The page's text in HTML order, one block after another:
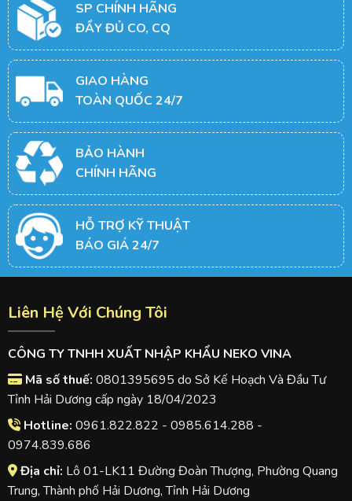
SP CHÍNH HÃNG
ĐẦY ĐỦ CO, CQ
GIAO HÀNG
TOÀN QUỐC 24/7
BẢO HÀNH
CHÍNH HÃNG
HỖ TRỢ KỸ THUẬT
BÁO GIÁ 24/7
Liên Hệ Với Chúng Tôi
CÔNG TY TNHH XUẤT NHẬP KHẨU NEKO VINA
Mã số thuế: 0801395695 do Sở Kế Hoạch Và Đầu Tư
Tỉnh Hải Dương cấp ngày 18/04/2023
Hotline: 0961.822.822 - 0985.614.288 -
0974.839.686
Địa chỉ: Lô 01-LK11 Đường Đoàn Thượng, Phường Quang
Trung, Thành phố Hải Dương, Tỉnh Hải Dương